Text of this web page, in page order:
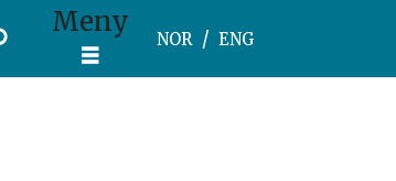
Meny
NOR ENG